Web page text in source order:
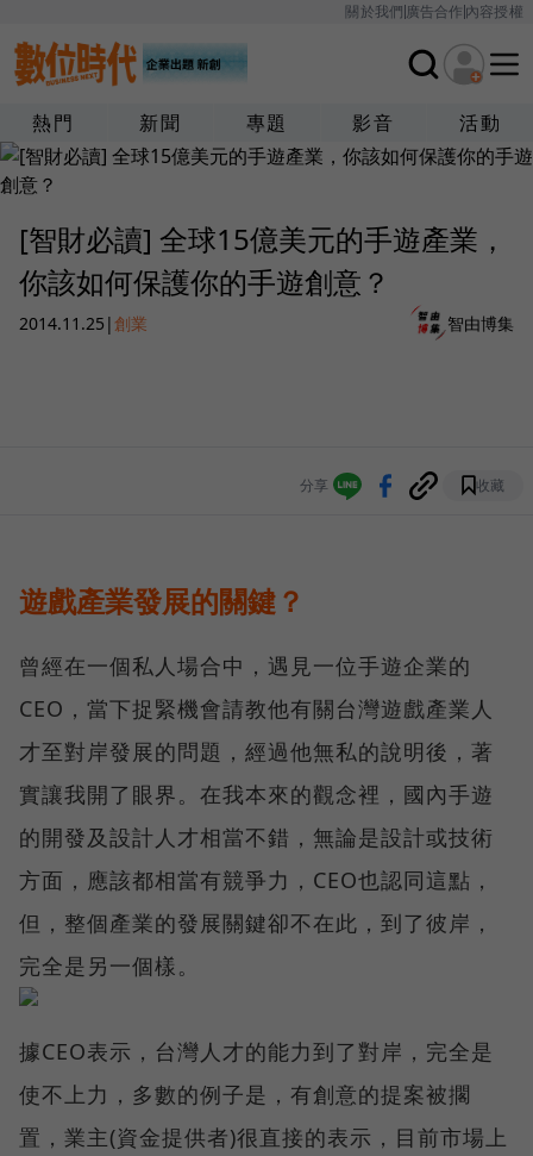
關於我們廣告合作內容授權
熱門 新聞 專題 影音 活動
[智財必讀] 全球15億美元的手遊產業，
你該如何保護你的手遊創意？
2014.11.25 |創業 智由博集
分享 收藏
遊戲產業發展的關鍵？
曾經在一個私人場合中，遇見一位手遊企業的
CEO，當下捉緊機會請教他有關台灣遊戲產業人
才至對岸發展的問題，經過他無私的說明後，著
實讓我開了眼界。在我本來的觀念裡，國內手遊
的開發及設計人才相當不錯，無論是設計或技術
方面，應該都相當有競爭力，CEO也認同這點，
但，整個產業的發展關鍵卻不在此，到了彼岸，
完全是另一個樣。
據CEO表示，台灣人才的能力到了對岸，完全是
使不上力，多數的例子是，有創意的提案被擱
置，業主(資金提供者)很直接的表示，目前市場上